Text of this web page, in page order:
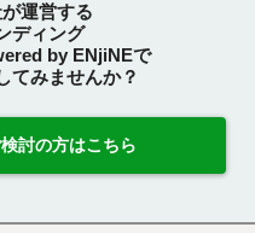
運営する
ディング
by ENjiNEで
てみませんか？
討の方はこちら